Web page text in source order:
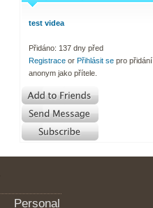
test videa
Přidáno: 137 dny před
Registrace or Přihlásit se pro přidání
anonym jako přítele.
Personal